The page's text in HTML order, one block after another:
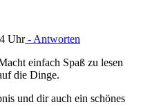
Uhr- Antworten
einfach Spaß zu lesen
die Dinge.
und dir auch ein schönes